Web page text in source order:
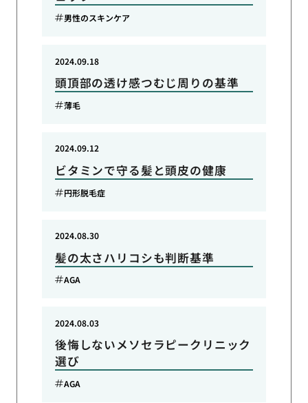
男性のスキンケア
頭頂部の透け感つむじ周りの基準
2024.09.18
薄毛
ビタミンで守る髪と頭皮の健康
2024.09.12
円形脱毛症
髪の太さハリコシも判断基準
2024.08.30
AGA
後悔しないメソセラピークリニック
選び
2024.08.03
AGA